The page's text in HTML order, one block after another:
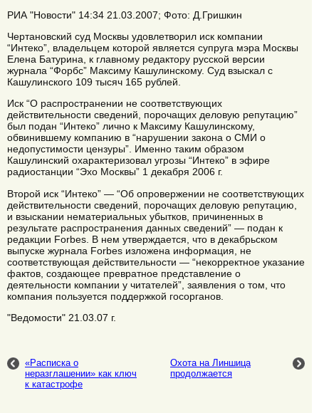
РИА "Новости" 14:34 21.03.2007; Фото: Д.Гришкин
Чертановский суд Москвы удовлетворил иск компании
“Интеко”, владельцем которой является супруга мэра Москвы
Елена Батурина, к главному редактору русской версии
журнала “Форбс” Максиму Кашулинскому. Суд взыскал с
Кашулинского 109 тысяч 165 рублей.
Иск “О распространении не соответствующих
действительности сведений, порочащих деловую репутацию”
был подан “Интеко” лично к Максиму Кашулинскому,
обвинившему компанию в “нарушении закона о СМИ о
недопустимости цензуры”. Именно таким образом
Кашулинский охарактеризовал угрозы “Интеко” в эфире
радиостанции “Эхо Москвы” 1 декабря 2006 г.
Второй иск “Интеко” — “Об опровержении не соответствующих
действительности сведений, порочащих деловую репутацию,
и взыскании нематериальных убытков, причиненных в
результате распространения данных сведений” — подан к
редакции Forbes. В нем утверждается, что в декабрьском
выпуске журнала Forbes изложена информация, не
соответствующая действительности — “некорректное указание
фактов, создающее превратное представление о
деятельности компании у читателей”, заявления о том, что
компания пользуется поддержкой госорганов.
"Ведомости" 21.03.07 г.
«Расписка о
неразглашении» как ключ
к катастрофе
Охота на Линшица
продолжается